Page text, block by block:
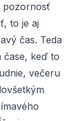
pozornosť
to je aj
čas. Teda
čase, keď to
večeru